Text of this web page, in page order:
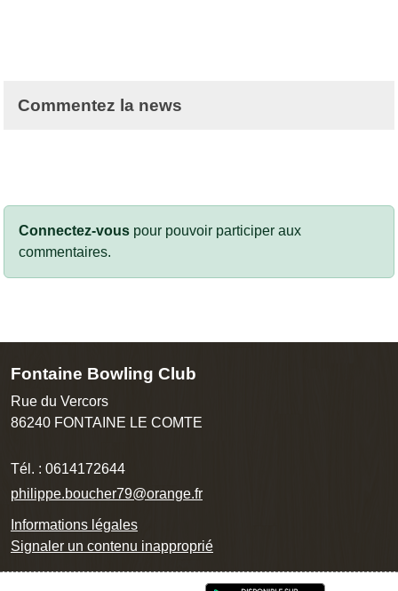
Commentez la news
Connectez-vous pour pouvoir participer aux
commentaires.
Fontaine Bowling Club
Rue du Vercors
86240 FONTAINE LE COMTE
Tél. : 0614172644
philippe.boucher79@orange.fr
Informations légales
Signaler un contenu inapproprié